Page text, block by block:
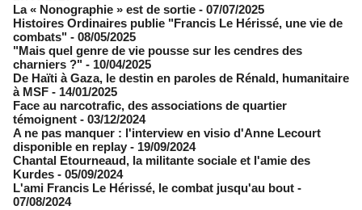
La « Nonographie » est de sortie - 07/07/2025
Histoires Ordinaires publie "Francis Le Hérissé, une vie de
combats" - 08/05/2025
"Mais quel genre de vie pousse sur les cendres des
charniers ?" - 10/04/2025
De Haïti à Gaza, le destin en paroles de Rénald, humanitaire
à MSF - 14/01/2025
Face au narcotrafic, des associations de quartier
témoignent - 03/12/2024
A ne pas manquer : l'interview en visio d'Anne Lecourt
disponible en replay - 19/09/2024
Chantal Etourneaud, la militante sociale et l'amie des
Kurdes - 05/09/2024
L'ami Francis Le Hérissé, le combat jusqu'au bout -
07/08/2024